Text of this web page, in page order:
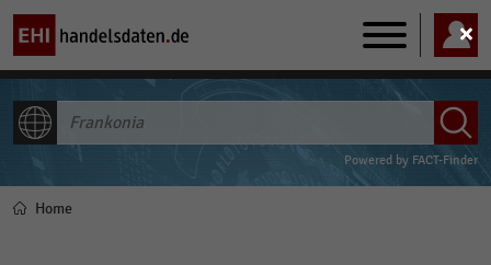
Main
navigation
Powered by FACT-Finder
Pfadnavigation
Home